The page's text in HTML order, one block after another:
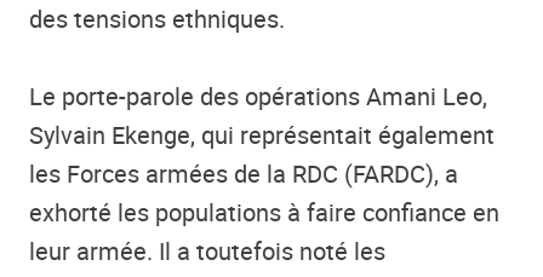
des tensions ethniques.
Le porte-parole des opérations Amani Leo,
Sylvain Ekenge, qui représentait également
les Forces armées de la RDC (FARDC), a
exhorté les populations à faire confiance en
leur armée. Il a toutefois noté les